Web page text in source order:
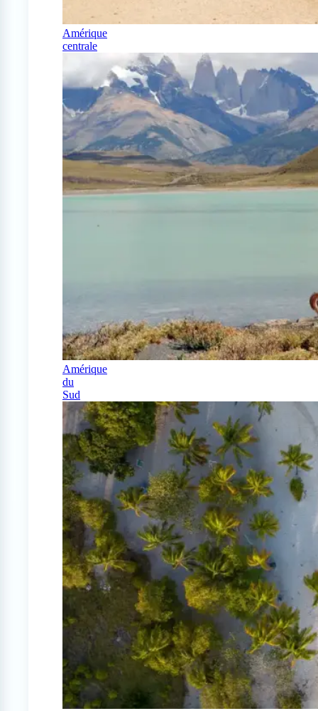
Amérique
centrale
Amérique
du
Sud